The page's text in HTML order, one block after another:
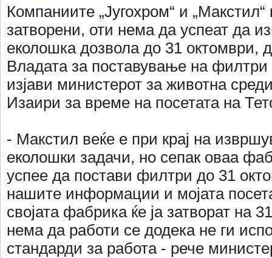
Компаниите „Југохром“ и „Макстил“
затворени, оти нема да успеат да
еколошка дозвола до 31 октомври,
Владата за поставување на
изјави министерот за животна
Изаири за време на посетата на
- Макстил веќе е при крај на
еколошки задачи, но сепак оваа
успее да постави филтри до 31
нашите информации и мојата
својата фабрика ќе ја затворат на
нема да работи се додека не ги
стандарди за работа - рече